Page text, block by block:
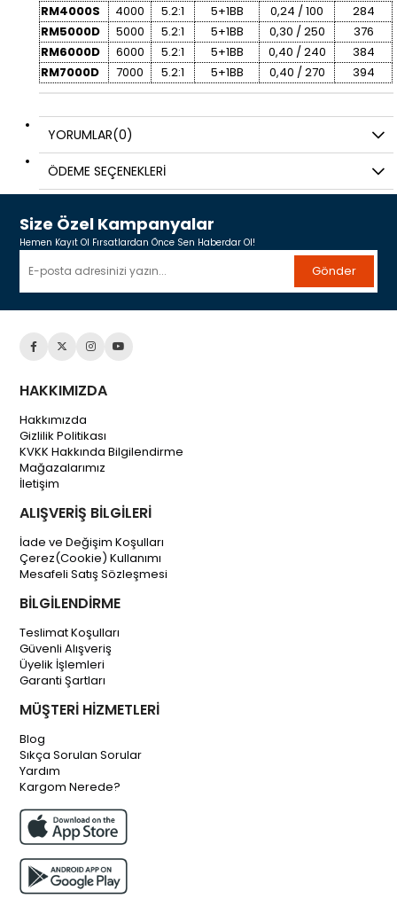
RM4000S
4000 5.2:1 5+1BB 0,24 / 100
284
RM5000D
5000 5.2:1 5+1BB 0,30 / 250
376
RM6000D
6000 5.2:1 5+1BB 0,40 / 240
384
RM7000D
7000 5.2:1 5+1BB 0,40 / 270 394
YORUMLAR(0)
ÖDEME SEÇENEKLERI
Size Özel Kampanyalar
Hemen Kayıt Ol Fırsatlardan Önce Sen Haberdar Ol!
Gönder
HAKKIMIZDA
Hakkımızda
Gizlilik Politikası
KVKK Hakkında Bilgilendirme
Mağazalarımız
İletişim
ALIŞVERİŞ BİLGİLERİ
İade ve Değişim Koşulları
Çerez(Cookie) Kullanımı
Mesafeli Satış Sözleşmesi
BİLGİLENDİRME
Teslimat Koşulları
Güvenli Alışveriş
Üyelik İşlemleri
Garanti Şartları
MÜŞTERİ HİZMETLERİ
Blog
Sıkça Sorulan Sorular
Yardım
Kargom Nerede?